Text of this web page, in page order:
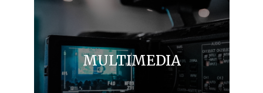
MULTIMEDIA